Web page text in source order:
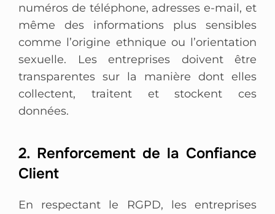
numéros de téléphone, adresses e-mail, et
même des informations plus sensibles
comme l’origine ethnique ou l’orientation
sexuelle. Les entreprises doivent être
transparentes sur la manière dont elles
collectent, traitent et stockent ces
données.
2. Renforcement de la Confiance
Client
En respectant le RGPD, les entreprises